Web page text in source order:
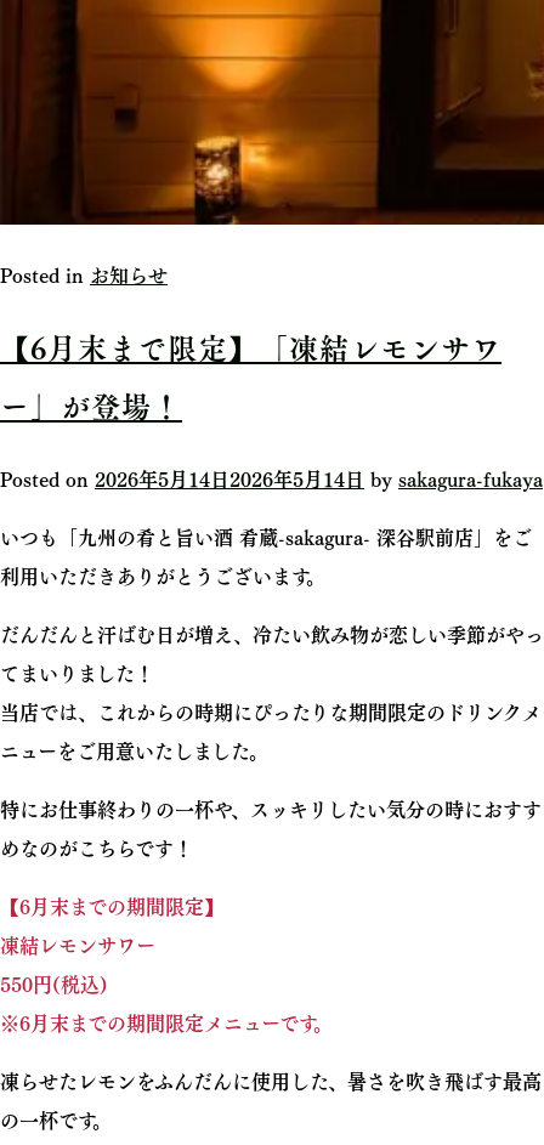
Posted in お知らせ
【6月末まで限定】「凍結レモンサワ
ー」が登場！
Posted on 2026年5月14日 2026年5月14日 by sakagura-fukaya
いつも「九州の肴と旨い酒 肴蔵-sakagura- 深谷駅前店」をご
利用いただきありがとうございます。
だんだんと汗ばむ日が増え、冷たい飲み物が恋しい季節がやっ
てまいりました！
当店では、これからの時期にぴったりな期間限定のドリンクメ
ニューをご用意いたしました。
特にお仕事終わりの一杯や、スッキリしたい気分の時におすす
めなのがこちらです！
【6月末までの期間限定】
凍結レモンサワー
550円(税込)
※6月末までの期間限定メニューです。
凍らせたレモンをふんだんに使用した、暑さを吹き飛ばす最高
の一杯です。